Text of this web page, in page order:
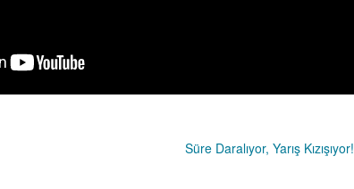
Süre Daralıyor, Yarış Kızışıyor!